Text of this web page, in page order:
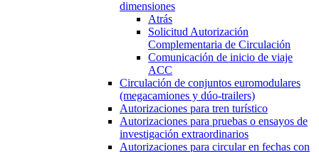
dimensiones
Atrás
Solicitud Autorización
Complementaria de Circulación
Comunicación de inicio de viaje
ACC
Circulación de conjuntos euromodulares
(megacamiones y dúo-trailers)
Autorizaciones para tren turístico
Autorizaciones para pruebas o ensayos de
investigación extraordinarios
Autorizaciones para circular en fechas con